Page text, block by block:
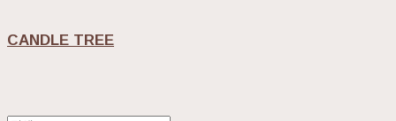
CANDLE TREE